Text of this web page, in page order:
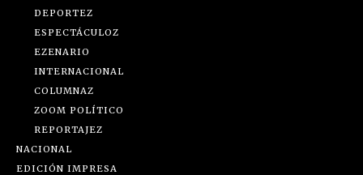
DEPORTEZ
ESPECTÁCULOZ
EZENARIO
INTERNACIONAL
COLUMNAZ
ZOOM POLÍTICO
REPORTAJEZ
NACIONAL
EDICIÓN IMPRESA